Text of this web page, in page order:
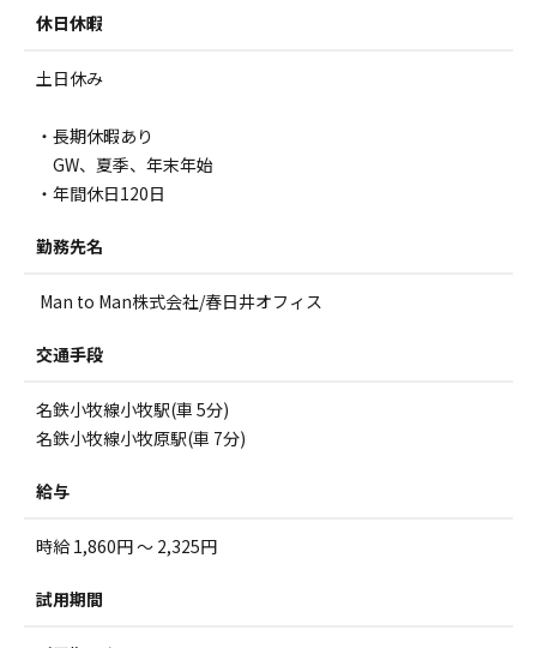
休日休暇
土日休み
・長期休暇あり
GW、夏季、年末年始
・年間休日120日
勤務先名
Man to Man株式会社/春日井オフィス
交通手段
名鉄小牧線小牧駅(車 5分)
名鉄小牧線小牧原駅(車 7分)
給与
時給 1,860円 ～ 2,325円
試用期間